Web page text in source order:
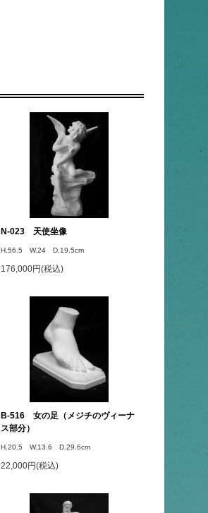
N-023 天使坐像
H.56.5 W.24 D.19.5cm
176,000円(税込)
B-516 女の足（メジチのヴィーナ
ス部分）
H.20.5 W.13.6 D.29.6cm
22,000円(税込)